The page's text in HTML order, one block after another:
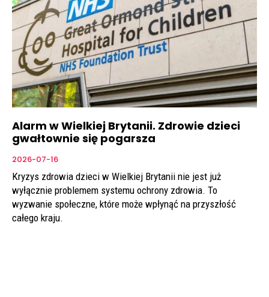
Alarm w Wielkiej Brytanii. Zdrowie dzieci
gwałtownie się pogarsza
2026-07-16
Kryzys zdrowia dzieci w Wielkiej Brytanii nie jest już
wyłącznie problemem systemu ochrony zdrowia. To
wyzwanie społeczne, które może wpłynąć na przyszłość
całego kraju.